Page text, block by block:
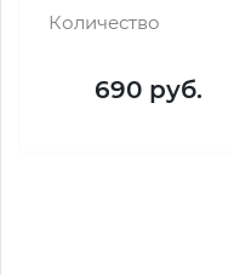
Количество
690 руб.